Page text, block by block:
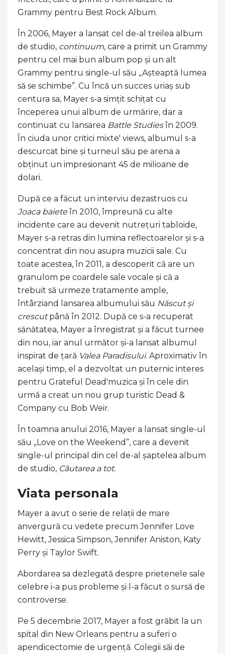
Grammy pentru Best Rock Album.
În 2006, Mayer a lansat cel de-al treilea album
de studio, continuum, care a primit un Grammy
pentru cel mai bun album pop și un alt
Grammy pentru single-ul său „Așteaptă lumea
să se schimbe”. Cu încă un succes uriaș sub
centura sa, Mayer s-a simțit schițat cu
începerea unui album de urmărire, dar a
continuat cu lansarea Battle Studiesîn 2009.
În ciuda unor critici mixte' views, albumul s-a
descurcat bine și turneul său pe arena a
obținut un impresionant 45 de milioane de
dolari.
După ce a făcut un interviu dezastruos cu
Joaca baieteîn 2010, împreună cu alte
incidente care au devenit nutrețuri tabloide,
Mayer s-a retras din lumina reflectoarelor și s-a
concentrat din nou asupra muzicii sale. Cu
toate acestea, în 2011, a descoperit că are un
granulom pe coardele sale vocale și că a
trebuit să urmeze tratamente ample,
întârziand lansarea albumului său Născut și
crescutpână în 2012. După ce s-a recuperat
sănătatea, Mayer a înregistrat și a făcut turnee
din nou, iar anul următor și-a lansat albumul
inspirat de țară Valea Paradisului. Aproximativ în
același timp, el a dezvoltat un puternic interes
pentru Grateful Dead'muzica și în cele din
urmă a creat un nou grup turistic Dead &
Company cu Bob Weir.
În toamna anului 2016, Mayer a lansat single-ul
său „Love on the Weekend”, care a devenit
single-ul principal din cel de-al șaptelea album
de studio, Căutarea a tot.
Viata personala
Mayer a avut o serie de relații de mare
anvergură cu vedete precum Jennifer Love
Hewitt, Jessica Simpson, Jennifer Aniston, Katy
Perry și Taylor Swift.
Abordarea sa dezlegată despre prietenele sale
celebre i-a pus probleme și l-a făcut o sursă de
controverse.
Pe 5 decembrie 2017, Mayer a fost grăbit la un
spital din New Orleans pentru a suferi o
apendicectomie de urgență. Colegii săi de